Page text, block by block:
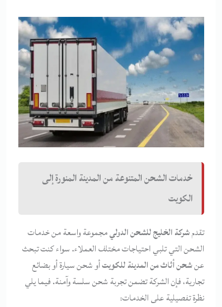
خدمات الشحن المتنوعة من المدينة المنورة إلى
الكويت
تقدمشركة الخليج للشحن الدوليمجموعة واسعة من خدمات
الشحن التي تلبي احتياجات مختلف العملاء. سواء كنت تبحث
عنشحن أثاث من المدينة للكويتأو شحن سيارة أو بضائع
تجارية، فإن الشركة تضمن تجربة شحن سلسة وآمنة. فيما يلي
نظرة تفصيلية على الخدمات: